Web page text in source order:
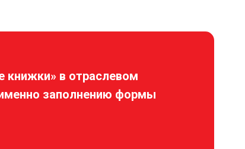
книжки» в отраслевом
заполнению формы